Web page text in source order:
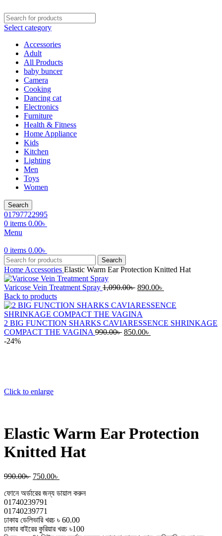
Select category
Accessories
Adult
All Products
baby buncer
Camera
Cooking
Dancing cat
Electronics
Furniture
Health & Fitness
Home Appliance
Kids
Kitchen
Lighting
Men
Toys
Women
Search
01797722995
0 items 0.00৳
Menu
0 items 0.00৳
Search
Home Accessories Elastic Warm Ear Protection Knitted Hat
Varicose Vein Treatment Spray 1,090.00৳ Original
was:
1,090.00৳ .
890.00৳
is:
Back to products
2 BIG FUNCTION SHARKS CAVIARESSENCE SHRINKAGE
COMPACT THE VAGINA 990.00৳ Original
850.00৳
-24%
Click to enlarge
Elastic Warm Ear Protection
Knitted Hat
990.00৳ Original
was:
990.00৳ .
750.00৳
is:
ফোনে অর্ডারের জন্য ডায়াল করুন
01740239791
01740239771
ঢাকায় ডেলিভারি খরচ ৳ 60.00
ঢাকার বাইরের কুরিয়ার খরচ ৳100